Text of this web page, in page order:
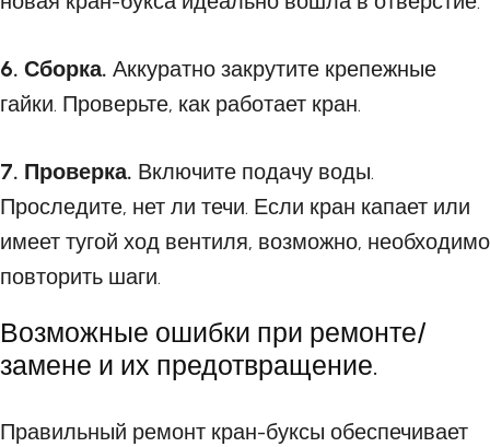
6. Сборка. Аккуратно закрутите крепежные
гайки. Проверьте, как работает кран.
7. Проверка. Включите подачу воды.
Проследите, нет ли течи. Если кран капает или
имеет тугой ход вентиля, возможно, необходимо
повторить шаги.
Возможные ошибки при ремонте/
замене и их предотвращение.
Правильный ремонт кран-буксы обеспечивает